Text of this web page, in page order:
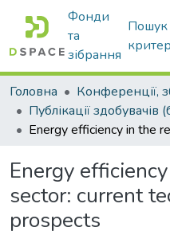
Фонди
та
зібрання
Пошук
Головна
Energy
sector: current
prospects